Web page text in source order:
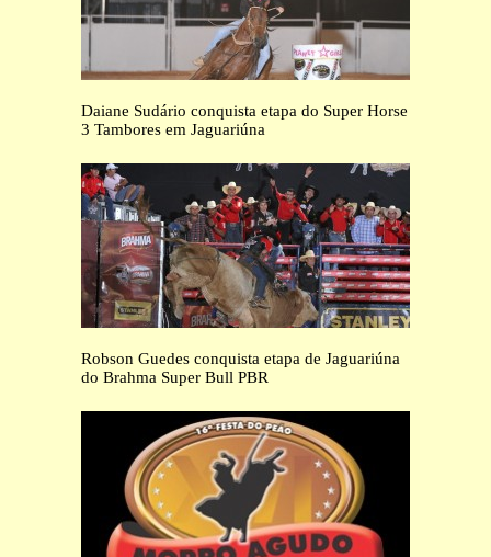
Daiane Sudário conquista etapa do Super Horse
3 Tambores em Jaguariúna
Robson Guedes conquista etapa de Jaguariúna
do Brahma Super Bull PBR